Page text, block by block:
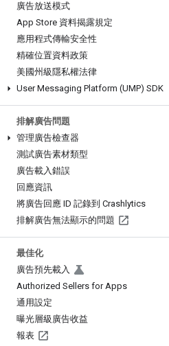
廣告放送模式
App Store 資料揭露規定
應用程式傳輸安全性
精確位置資料政策
美國州級隱私權法律
User Messaging Platform (UMP) SDK
排解廣告問題
管理廣告檢查器
測試廣告素材類型
廣告載入錯誤
回應資訊
將廣告回應 ID 記錄到 Crashlytics
排解廣告無法顯示的問題
最佳化
廣告預先載入
Authorized Sellers for Apps
通用設定
曝光層級廣告收益
報表